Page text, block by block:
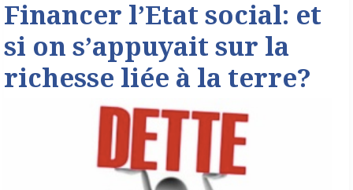
Financer l’Etat social: et
si on s’appuyait sur la
richesse liée à la terre?